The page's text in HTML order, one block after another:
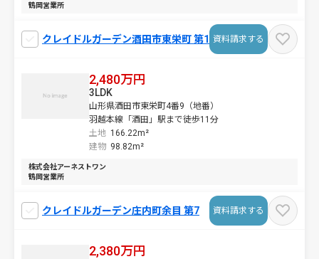
鶴岡営業所
クレイドルガーデン酒田市東栄町 第1 資料請求する
2,480万円
山形県酒田市東栄町4番9（地番）
羽越本線「酒田」駅まで徒歩11分
土地 166.22m²
3LDK
建物 98.82m²
株式会社アーネストワン
鶴岡営業所
クレイドルガーデン庄内町余目 第7 資料請求する
2,380万円